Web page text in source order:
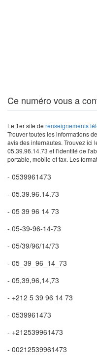
Ce numéro vous a
Le 1er site de renseignements
Trouver toutes les informations
avis des internautes. Trouvez ici
05.39.96.14.73 et l'identité de
portable, mobile et fax. Les
- 0539961473
- 05.39.96.14.73
- 05 39 96 14 73
- 05-39-96-14-73
- 05/39/96/14/73
- 05_39_96_14_73
- 05,39,96,14,73
- +212 5 39 96 14 73
- 0539961473
- +212539961473
- 00212539961473